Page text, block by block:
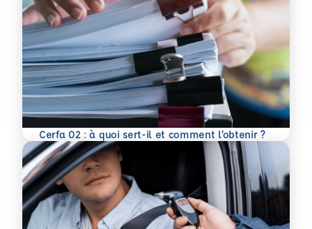
Cerfa 02 : à quoi sert-il et comment l’obtenir ?
En savoir plus